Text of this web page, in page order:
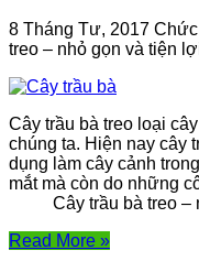
8 Tháng Tư, 2017
treo – nhỏ gọn và tiện
Cây trầu bà treo loại
chúng ta. Hiện nay cây
dụng làm cây cảnh
mắt mà còn do những
Cây trầu bà treo –
Read More »